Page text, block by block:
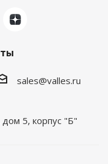
sales@valles.ru
дом 5, корпус "Б"